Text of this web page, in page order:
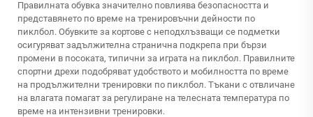
Правилната обувка значително повлиява безопасността и
представянето по време на тренировъчни дейности по
пиклбол. Обувките за кортове с неподхлъзващи се подметки
осигуряват задължителна странична подкрепа при бързи
промени в посоката, типични за играта на пиклбол. Правилните
спортни дрехи подобряват удобството и мобилността по време
на продължителни тренировки по пиклбол. Тъкани с отвличане
на влагата помагат за регулиране на телесната температура по
време на интензивни тренировки.